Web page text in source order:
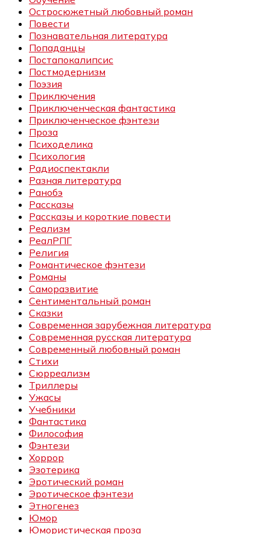
Остросюжетный любовный роман
Повести
Познавательная литература
Попаданцы
Постапокалипсис
Постмодернизм
Поэзия
Приключения
Приключенческая фантастика
Приключенческое фэнтези
Проза
Психоделика
Психология
Радиоспектакли
Разная литература
Ранобэ
Рассказы
Рассказы и короткие повести
Реализм
РеалРПГ
Религия
Романтическое фэнтези
Романы
Саморазвитие
Сентиментальный роман
Сказки
Современная зарубежная литература
Современная русская литература
Современный любовный роман
Стихи
Сюрреализм
Триллеры
Ужасы
Учебники
Фантастика
Философия
Фэнтези
Хоррор
Эзотерика
Эротический роман
Эротическое фэнтези
Этногенез
Юмор
Юмористическая проза